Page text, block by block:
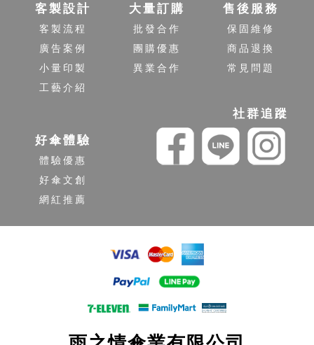
客製設計
客製流程
廣告案例
小量印製
工藝介紹
大量訂購
批發合作
團購優惠
異業合作
售後服務
保固維修
商品退換
常見問題
好傘體驗
體驗優惠
好傘文創
網紅推薦
社群追蹤